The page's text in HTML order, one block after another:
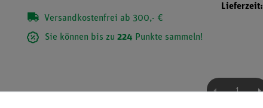
Versandkostenfrei ab 300,- €
Sie können bis zu 224 Punkte sammeln!
Lieferzeit: